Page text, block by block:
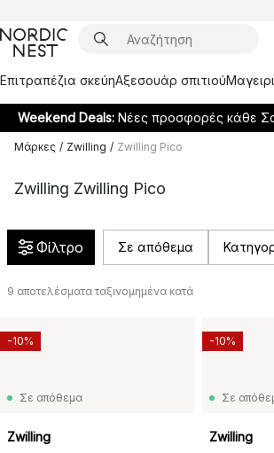
Επιτραπέζια σκεύηΑξεσουάρ σπιτιού
Weekend Deals: Νέες προσφορές κάθε
Μάρκες / Zwilling / Zwilling Pico
Zwilling Zwilling Pico
Φίλτρο Σε απόθεμα
9 αποτελέσματα ταξινομημένα κατά
Σε απόθεμα
Zwilling
-10%
Σε
Zwilling
-10%